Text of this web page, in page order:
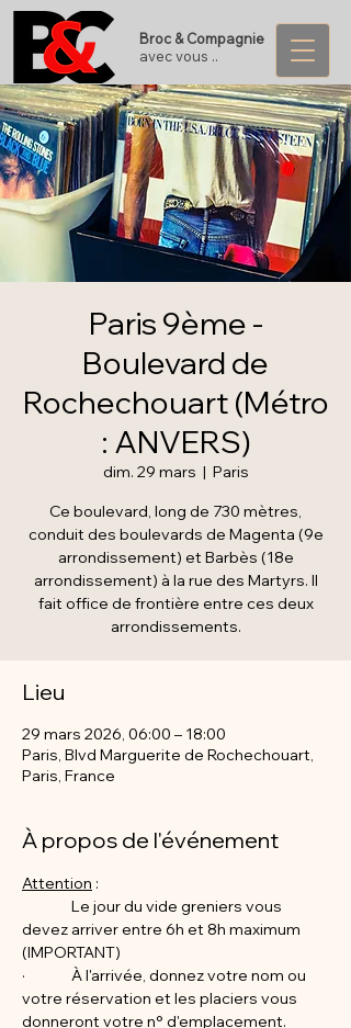
Broc & Compagnie
avec vous ..
Paris 9ème -
Boulevard de
Rochechouart (Métro
: ANVERS)
dim. 29 mars
  |
Paris
Ce boulevard, long de 730 mètres,
conduit des boulevards de Magenta (9e
arrondissement) et Barbès (18e
arrondissement) à la rue des Martyrs. Il
fait office de frontière entre ces deux
arrondissements.
Lieu
29 mars 2026, 06:00 – 18:00
Paris, Blvd Marguerite de Rochechouart,
Paris, France
À propos de l'événement
Attention :
devez arriver entre 6h et 8h maximum
(IMPORTANT)
·              À l'arrivée, donnez votre nom ou
votre réservation et les placiers vous
donneront votre n° d'emplacement.